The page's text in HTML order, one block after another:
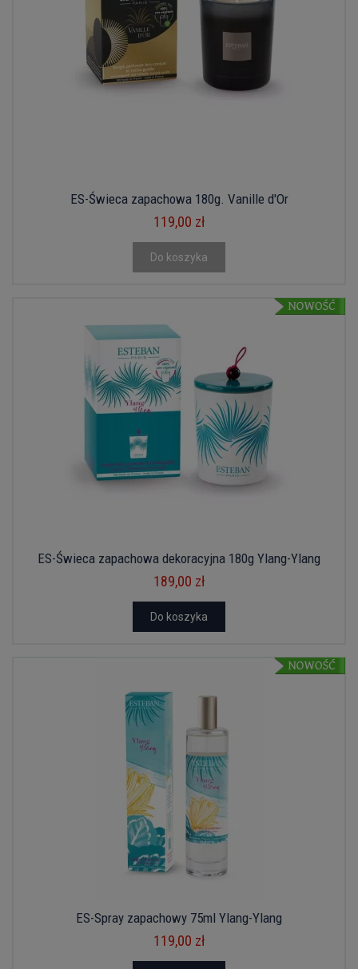
ES-Świeca zapachowa 180g. Vanille d'Or
119,00 zł
Do koszyka
ES-Świeca zapachowa dekoracyjna 180g Ylang-Ylang
189,00 zł
Do koszyka
ES-Spray zapachowy 75ml Ylang-Ylang
119,00 zł